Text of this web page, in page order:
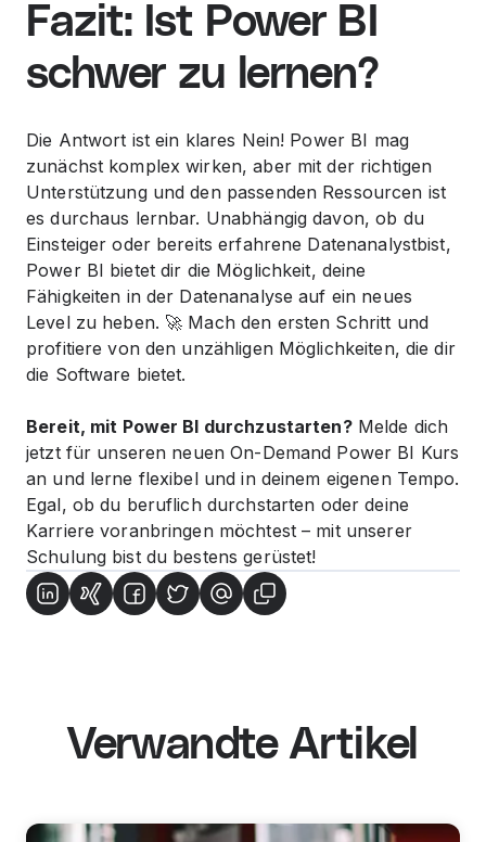
Fazit: Ist Power BI
schwer zu lernen?
Die Antwort ist ein klares Nein! Power BI mag
zunächst komplex wirken, aber mit der richtigen
Unterstützung und den passenden Ressourcen ist
es durchaus lernbar. Unabhängig davon, ob du
Einsteiger oder bereits erfahrene Datenanalystbist,
Power BI bietet dir die Möglichkeit, deine
Fähigkeiten in der Datenanalyse auf ein neues
Level zu heben. 🚀 Mach den ersten Schritt und
profitiere von den unzähligen Möglichkeiten, die dir
die Software bietet.
Bereit, mit Power BI durchzustarten?Melde dich
jetzt für unseren neuen On-Demand Power BI Kurs
an und lerne flexibel und in deinem eigenen Tempo.
Egal, ob du beruflich durchstarten oder deine
Karriere voranbringen möchtest – mit unserer
Schulung bist du bestens gerüstet!
Verwandte Artikel